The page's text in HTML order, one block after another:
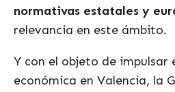
normativas estatales y
relevancia en este ámbito.
Y con el objeto de impulsar
económica en Valencia, la